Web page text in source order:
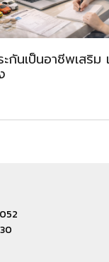
ะกันเป็นอาชีพเสริม